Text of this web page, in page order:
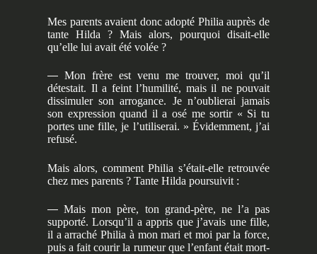
Mes parents avaient donc adopté Philia auprès de
tante Hilda ? Mais alors, pourquoi disait-elle
qu’elle lui avait été volée ?
— Mon frère est venu me trouver, moi qu’il
détestait. Il a feint l’humilité, mais il ne pouvait
dissimuler son arrogance. Je n’oublierai jamais
son expression quand il a osé me sortir « Si tu
portes une fille, je l’utiliserai. » Évidemment, j’ai
refusé.
Mais alors, comment Philia s’était-elle retrouvée
chez mes parents ? Tante Hilda poursuivit :
—Mais mon père, ton grand-père, ne l’a pas
supporté. Lorsqu’il a appris que j’avais une fille,
il a arraché Philia à mon mari et moi par la force,
puis a fait courir la rumeur que l’enfant était mort-